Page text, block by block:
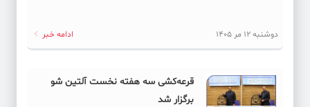
دوشنبه 12 مر 1405 ادامه خبر
قرعه‌کشی سه هفته نخست آلتین شو
برگزار شد